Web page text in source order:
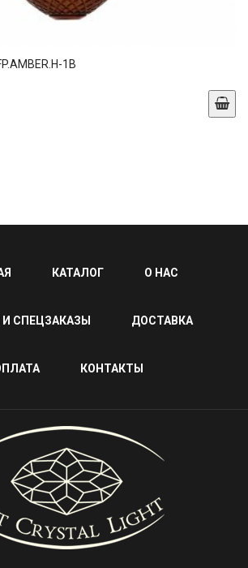
1B
КАТАЛОГ О НАС
СПЕЦЗАКАЗЫ ДОСТАВКА
КОНТАКТЫ